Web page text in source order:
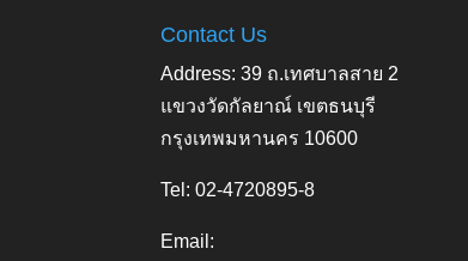
Contact Us
Address: 39 ถ.เทศบาลสาย 2
แขวงวัดกัลยาณ์ เขตธนบุรี
กรุงเทพมหานคร 10600
Tel: 02-4720895-8
Email: